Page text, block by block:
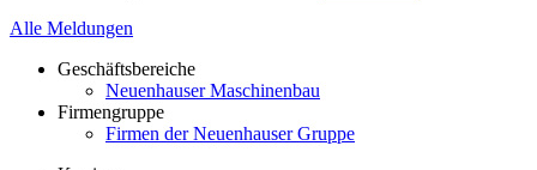
Alle Meldungen
Geschäftsbereiche
Neuenhauser Maschinenbau
Firmengruppe
Firmen der Neuenhauser Gruppe